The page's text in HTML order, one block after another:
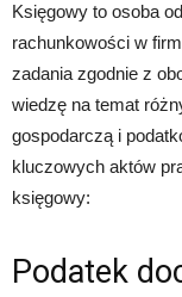
Księgowy to osoba
rachunkowości w
zadania zgodnie z
wiedzę na temat
gospodarczą i
kluczowych aktów
księgowy:
Podatek